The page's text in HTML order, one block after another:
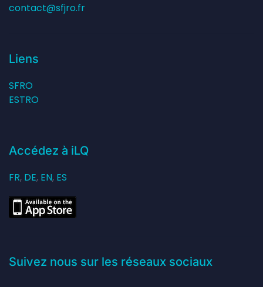
contact@sfjro.fr
Liens
SFRO
ESTRO
Accédez à iLQ
FR, DE, EN, ES
Suivez nous sur les réseaux sociaux